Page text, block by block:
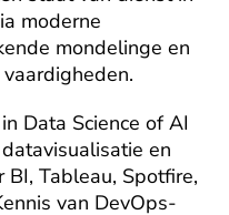
moderne
mondelinge en
en
Tableau, Spotfire,
van DevOps-